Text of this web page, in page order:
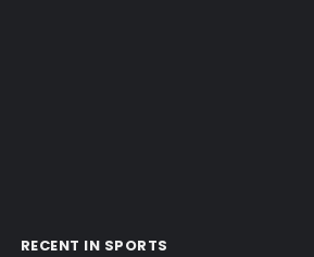
RECENT IN SPORTS